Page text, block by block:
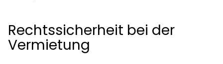
Rechtssicherheit bei der
Vermietung